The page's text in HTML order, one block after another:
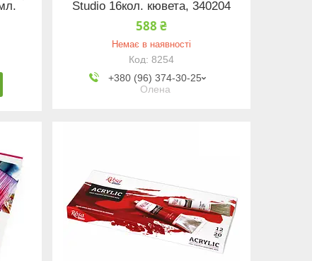
Studio 16кол. кювета, 340204
588 ₴
Немає в наявності
8254
+380 (96) 374-30-25
Олена